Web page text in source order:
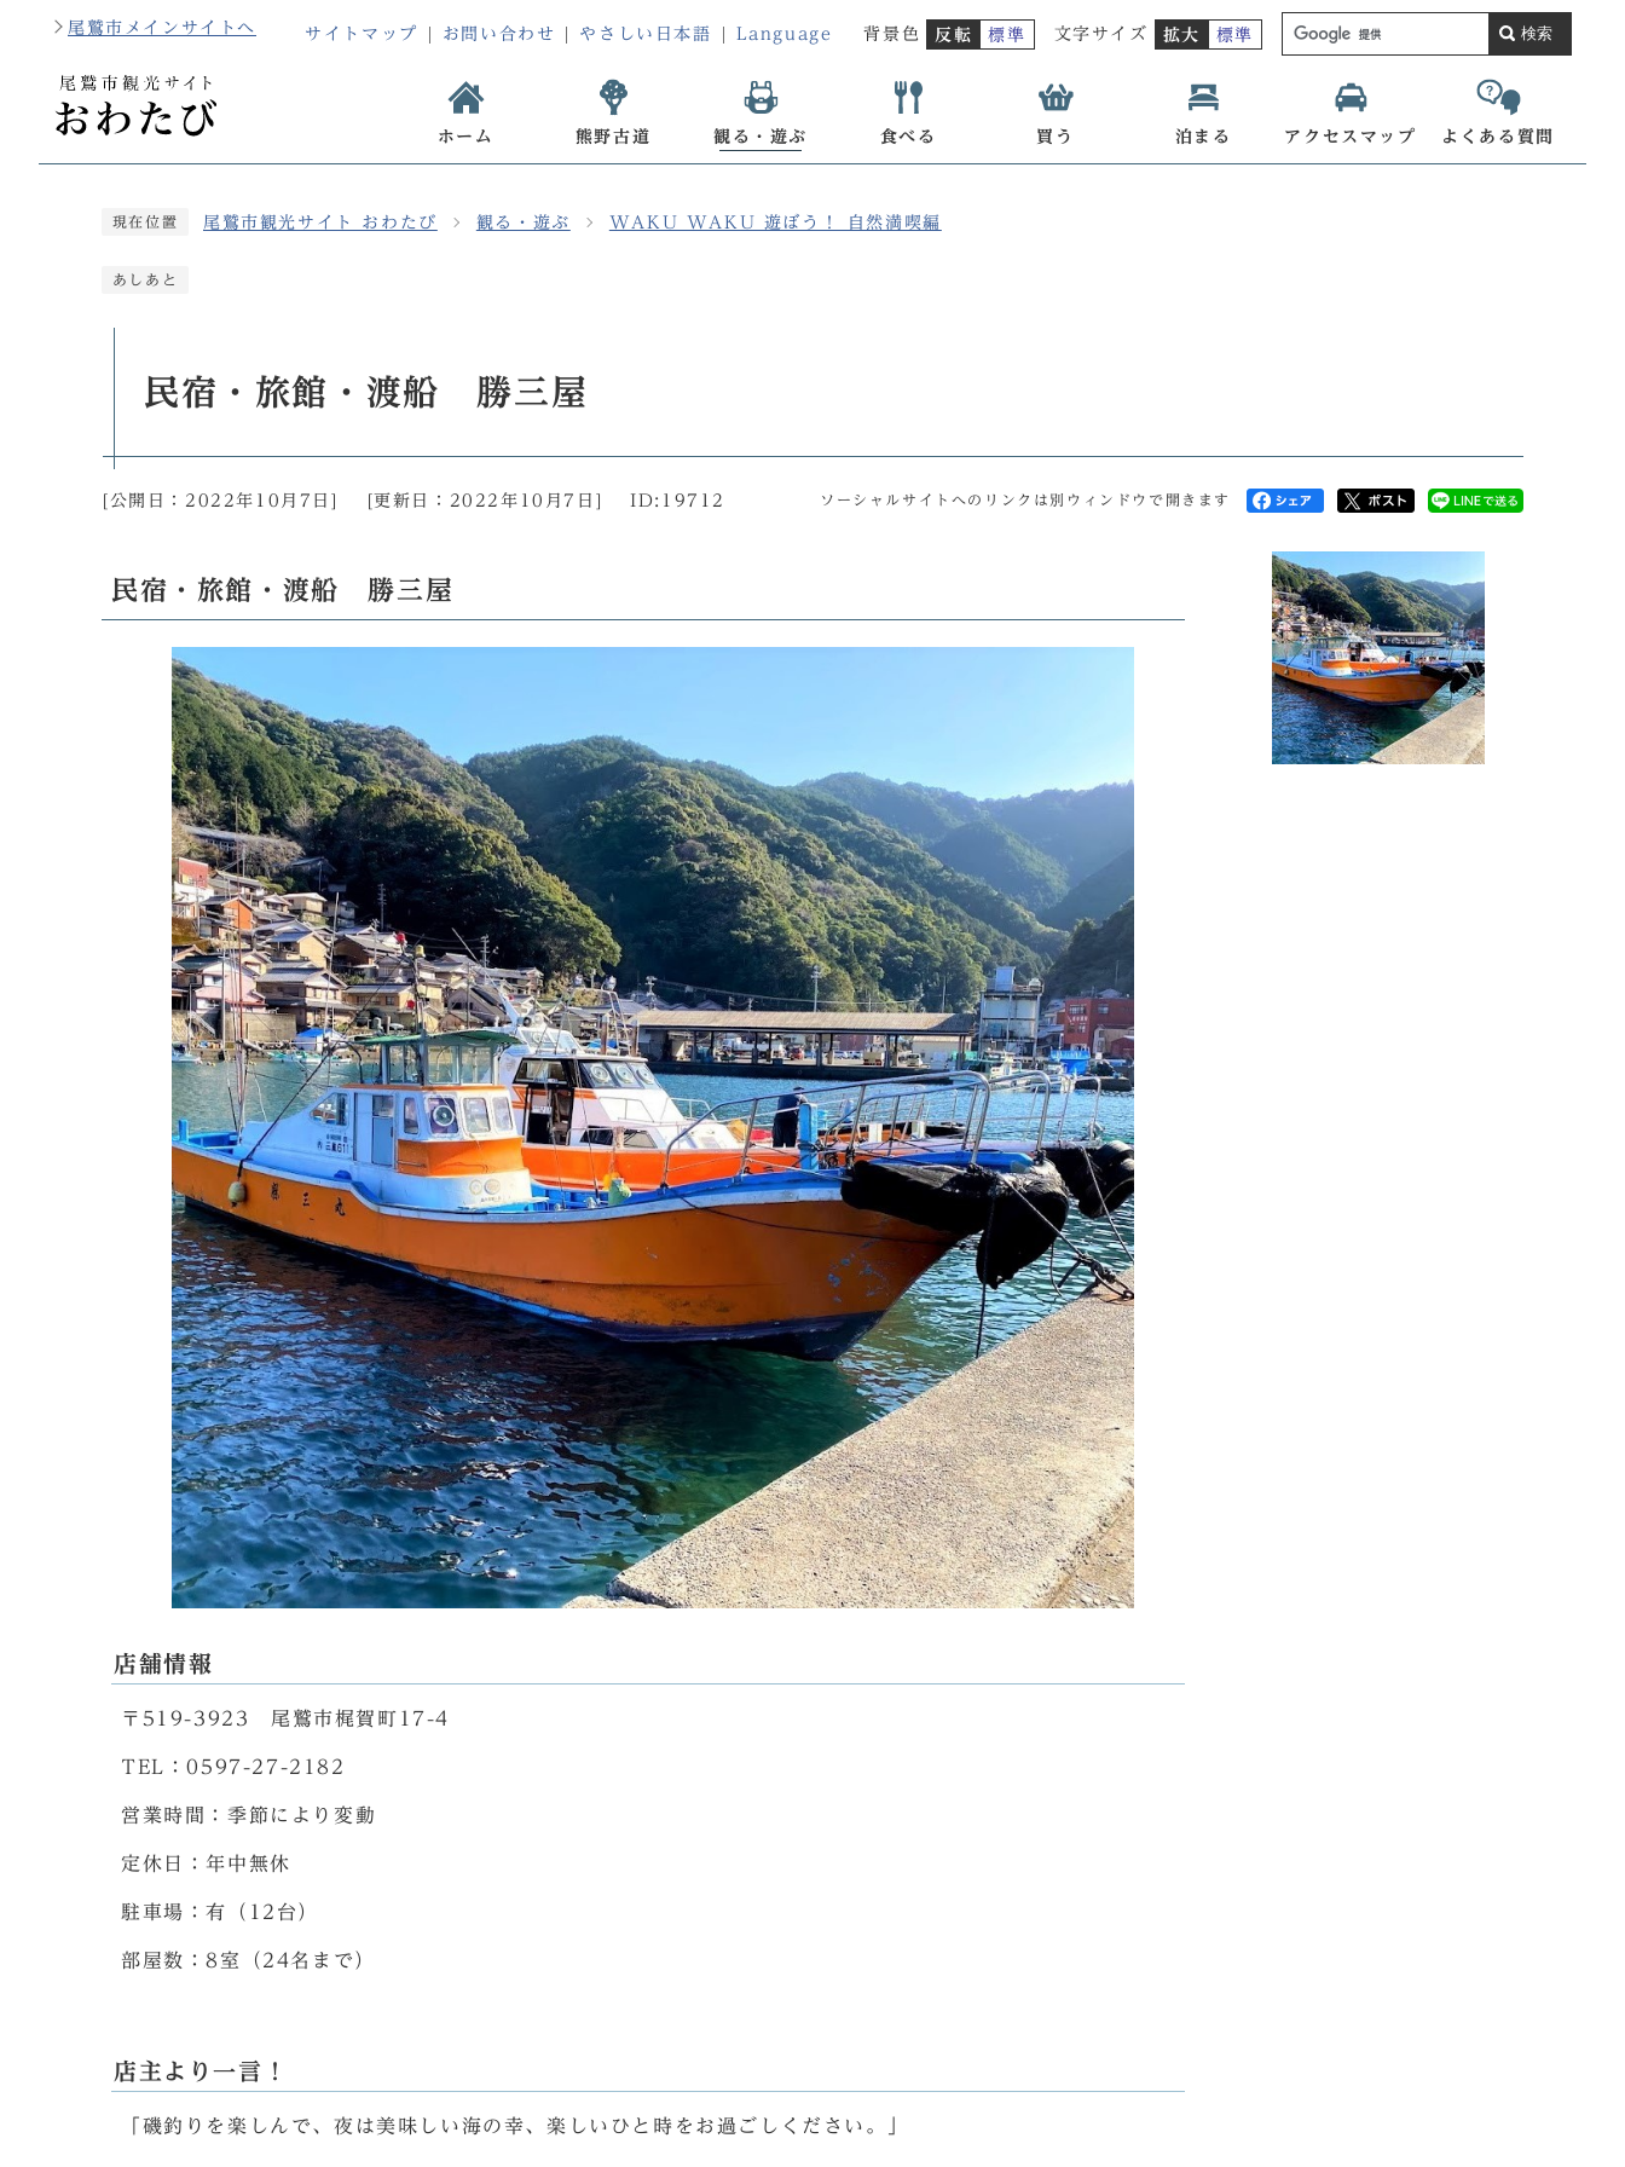
尾鷲市メインサイトへ サイトマップ お問い合わせ やさしい日本語 Language 背景色 反転 標準 文字サイズ 拡大 標準 検索
ホーム 熊野古道 観る・遊ぶ 食べる 買う 泊まる アクセスマップ よくある質問
現在位置 尾鷲市観光サイト おわたび 観る・遊ぶ WAKU WAKU 遊ぼう！ 自然満喫編
あしあと
民宿・旅館・渡船 勝三屋
[公開日： 2022年10月7日 [更新日： 2022年10月7日 ID:19712 ソーシャルサイトへのリンクは別ウィンドウで開きます
民宿・旅館・渡船 勝三屋
店舗情報
〒519-3923 尾鷲市梶賀町17-4
TEL：0597-27-2182
営業時間：季節により変動
定休日：年中無休
駐車場：有（12台）
部屋数：8室（24名まで）
店主より一言！
「磯釣りを楽しんで、夜は美味しい海の幸、楽しいひと時をお過ごしください。」